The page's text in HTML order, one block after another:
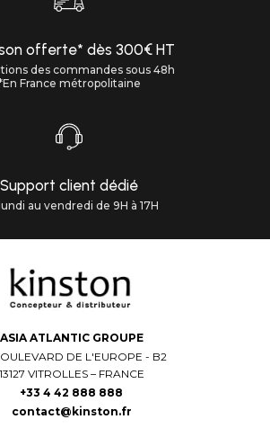
offerte* dès 300€ HT
des commandes sous 48h
France métropolitaine
Support client dédié
au vendredi de 9H à 17H
ASIA ATLANTIC GROUPE
DE L'EUROPE - B2
13127 VITROLLES – FRANCE
+33 4 42 888 888
contact@kinston.fr